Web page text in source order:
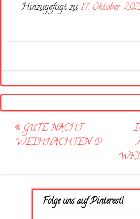
Hinzugefügt zu17. Oktober
Post
navigation
GUTE NACHT
WEIHNACHTEN (1)
Folge uns auf Pinterest!